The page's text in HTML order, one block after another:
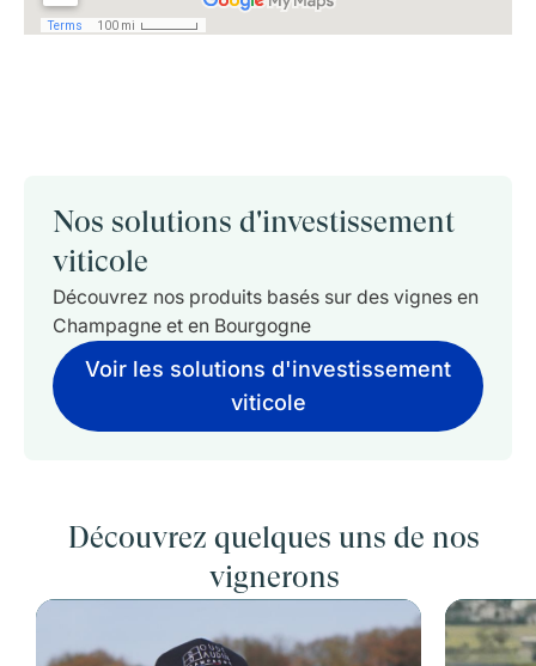
Nos solutions d'investissement
viticole
Découvrez nos produits basés sur des vignes en
Champagne et en Bourgogne
Voir les solutions d'investissement
viticole
Découvrez quelques uns de nos
vignerons